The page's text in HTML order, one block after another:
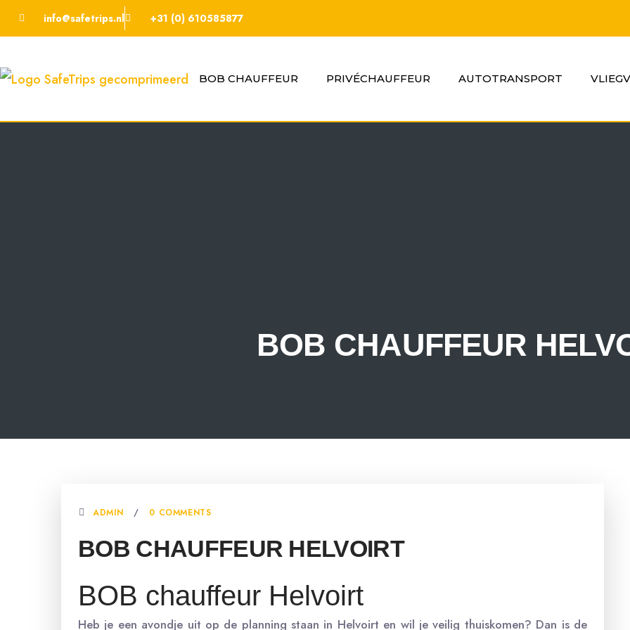
info@safetrips.nl +31 (0) 610585877
BOB CHAUFFEUR PRIVÉCHAUFFEUR AUTOTRANSPORT
BOB CHAUFFEUR
ADMIN 0 COMMENTS
BOB CHAUFFEUR HELVOIRT
BOB chauffeur Helvoirt
Heb je een avondje uit op de planning staan in Helvoirt en wil je veilig thuiskomen? Dan is de